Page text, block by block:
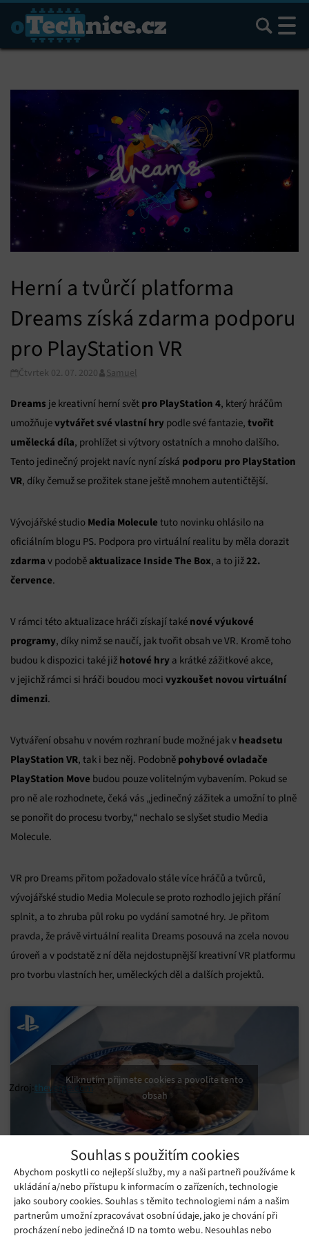
Souhlas s použitím cookies
Abychom poskytli co nejlepší služby, my a naši partneři používáme k
ukládání a/nebo přístupu k informacím o zařízeních, technologie
jako soubory cookies. Souhlas s těmito technologiemi nám a našim
partnerům umožní zpracovávat osobní údaje, jako je chování při
procházení nebo jedinečná ID na tomto webu. Nesouhlas nebo
Hledat
Herní a tvůrčí platforma
Dreams získá zdarma podporu
pro PlayStation VR
Čtvrtek 02. 07. 2020 Samuel
Dreams je kreativní herní svět pro PlayStation 4, který hráčům
umožňujevytvářet své vlastní hry podle své fantazie, tvořit
umělecká díla, prohlížet si výtvory ostatních a mnoho dalšího.
Tento jedinečný projekt navíc nyní získá podporu pro PlayStation
VR, díky čemuž se prožitek stane ještě mnohem autentičtější.
Vývojářské studio Media Molecule tuto novinku ohlásilo na
oficiálním blogu PS. Podpora pro virtuální realitu by měla dorazit
zdarma v podobě aktualizace Inside The Box, a to již22.
července.
V rámci této aktualizace hráči získají také nové výukové
programy, díky nimž se naučí, jak tvořit obsah ve VR. Kromě toho
budou k dispozici také již hotové hry a krátké zážitkové akce,
v jejichž rámci si hráči boudou moci vyzkoušet novou virtuální
dimenzi.
Vytváření obsahu v novém rozhraní bude možné jak v headsetu
PlayStation VR, tak i bez něj. Podobně pohybové ovladače
PlayStation Move budou pouze volitelným vybavením. Pokud se
pro ně ale rozhodnete, čeká vás „jedinečný zážitek a umožní to plně
se ponořit do procesu tvorby,“ nechalo se slyšet studio Media
Molecule.
VR pro Dreams přitom požadovalo stále více hráčů a tvůrců,
vývojářské studio Media Molecule se proto rozhodlo jejich přání
splnit, a to zhruba půl roku po vydání samotné hry. Je přitom
pravda, že právě virtuální realita Dreams posouvá na zcela novou
úroveň a v podstatě z ní děla nejdostupnější kreativní VR platformu
pro tvorbu vlastních her, uměleckých děl a dalších projektů.
Zdroj:theverge.com
Kliknutím přijmete cookies a povolíte tento
obsah
Mohlo by se vám líbit